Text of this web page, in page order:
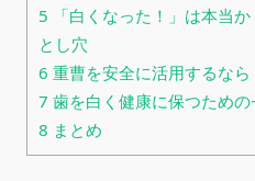
5 「白くなった！」は本当
とし穴
6 重曹を安全に活用するな
7 歯を白く健康に保つため
8 まとめ